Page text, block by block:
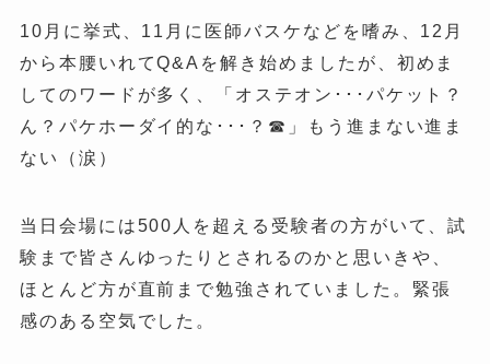
10月に挙式、11月に医師バスケなどを嗜み、12月
から本腰いれてQ&Aを解き始めましたが、初めま
してのワードが多く、「オステオン･･･パケット？
ん？パケホーダイ的な･･･？☎」もう進まない進ま
ない（涙）
当日会場には500人を超える受験者の方がいて、試
験まで皆さんゆったりとされるのかと思いきや、
ほとんど方が直前まで勉強されていました。緊張
感のある空気でした。